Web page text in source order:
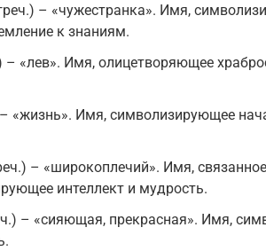
– «чужестранка». Имя,
к знаниям.
– «лев». Имя, олицетворяющее
«жизнь». Имя, символизирующее
– «широкоплечий». Имя,
интеллект и мудрость.
– «сияющая, прекрасная». Имя,